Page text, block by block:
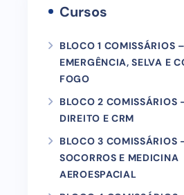
Cursos
BLOCO 1 COMISSÁRIOS
EMERGÊNCIA, SELVA E
FOGO
BLOCO 2 COMISSÁRIOS
DIREITO E CRM
BLOCO 3 COMISSÁRIOS
SOCORROS E MEDICINA
AEROESPACIAL